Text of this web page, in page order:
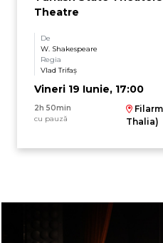
Theatre
De
W. Shakespeare
Regia
Vlad Trifaş
Vineri 19 Iunie, 17:00
2h 50min
cu pauză
Thalia)